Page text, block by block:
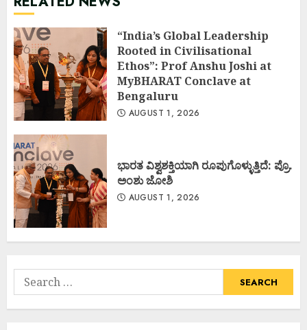
“India’s Global Leadership
Rooted in Civilisational
Ethos”: Prof Anshu Joshi at
MyBHARAT Conclave at
Bengaluru
AUGUST 1, 2026
ಭಾರತ ವಿಶ್ವಶಕ್ತಿಯಾಗಿ ರೂಪುಗೊಳ್ಳುತ್ತಿದೆ: ಪ್ರೊ.
ಅಂಶು ಜೋಶಿ
AUGUST 1, 2026
Search
for: